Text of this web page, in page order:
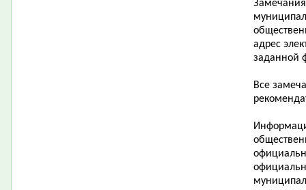
адрес
заданной
Все